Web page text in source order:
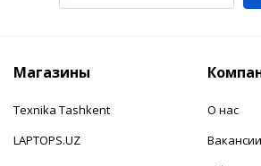
Магазины
Texnika Tashkent
LAPTOPS.UZ
О нас
Вакансии